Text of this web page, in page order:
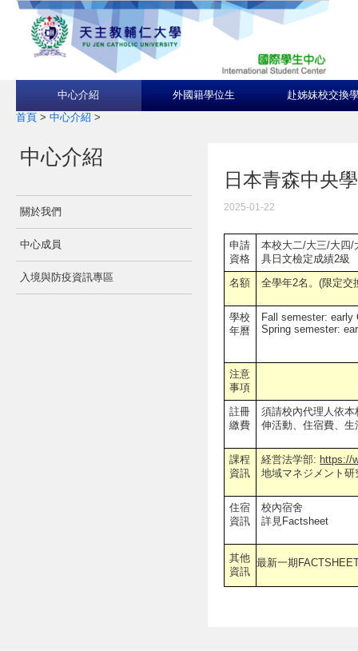
中心介紹 外國籍學位生 赴姊妹校交換
首頁 > 中心介紹 >
中心介紹
關於我們
中心成員
入境與防疫資訊專區
日本青森中央
2025-01-22
申請
資格
本校大二/大三/大四
具日文檢定成績2級
名額
全學年2名。(限定交
學校
年曆
Fall semester: early
Spring semester:
注意
事項
註冊
繳費
須請校內代理人依
伸活動、住宿費、
課程
資訊
経営法学部: https://
地域マネジメント
住宿
資訊
校內宿舍
詳見Factsheet
其他
資訊
最新一期